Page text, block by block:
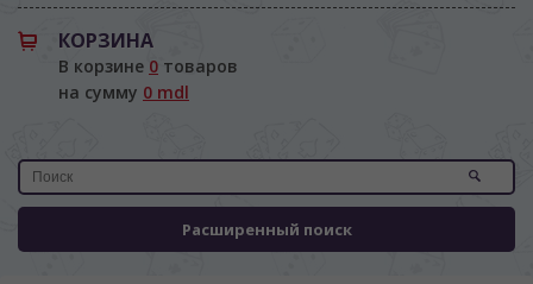
КОРЗИНА
В корзине 0 товаров
на сумму 0 mdl
Расширенный поиск